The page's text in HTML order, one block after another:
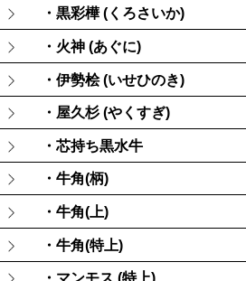
・黒彩樺 (くろさいか)
・火神 (あぐに)
・伊勢桧 (いせひのき)
・屋久杉 (やくすぎ)
・芯持ち黒水牛
・牛角(柄)
・牛角(上)
・牛角(特上)